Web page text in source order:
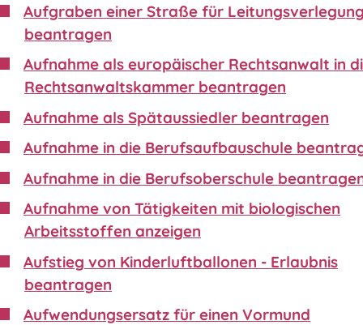
Aufgraben einer Straße für
beantragen
Aufnahme als europäischer Rechtsanwalt in
Rechtsanwaltskammer beantragen
Aufnahme als Spätaussiedler beantragen
Aufnahme in die Berufsaufbauschule
Aufnahme in die Berufsoberschule
Aufnahme von Tätigkeiten mit biologischen
Arbeitsstoffen anzeigen
Aufstieg von Kinderluftballonen - Erlaubnis
beantragen
Aufwendungsersatz für einen Vormund